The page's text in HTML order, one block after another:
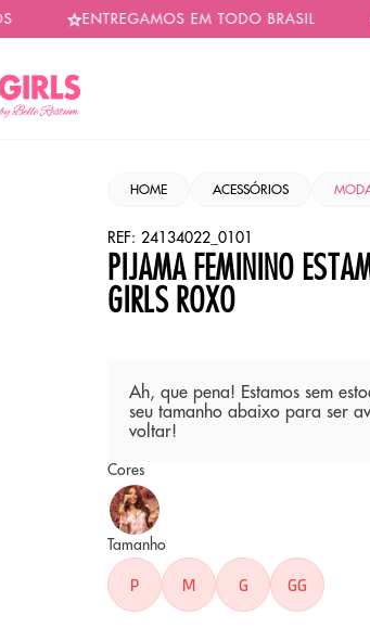
ENTREGAMOS EM TODO BRASIL
HOME ACESSÓRIOS
REF: 24134022_0101
PIJAMA FEMININO
GIRLS ROXO
Ah, que pena! Estamos sem
seu tamanho abaixo para ser
voltar!
Cores
Tamanho
P M G GG